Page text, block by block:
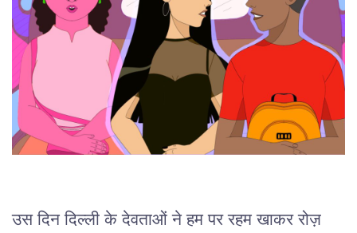
उस दिन दिल्ली के देवताओं ने हम पर रहम खाकर रोज़